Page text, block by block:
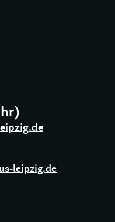
leipzig.de